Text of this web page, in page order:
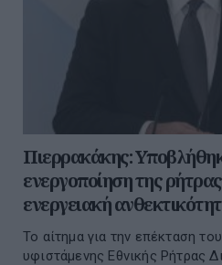
Πιερρακάκης:
ενεργοποίηση της
ενεργειακή
Το αίτημα για την επέκταση
υφιστάμενης Εθνικής Ρήτρας